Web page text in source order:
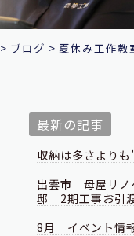
> ブログ > 夏休み工作
最新の記事
収納は多さよりも
出雲市 母屋リ
邸 2期工事お引
8月 イベント情